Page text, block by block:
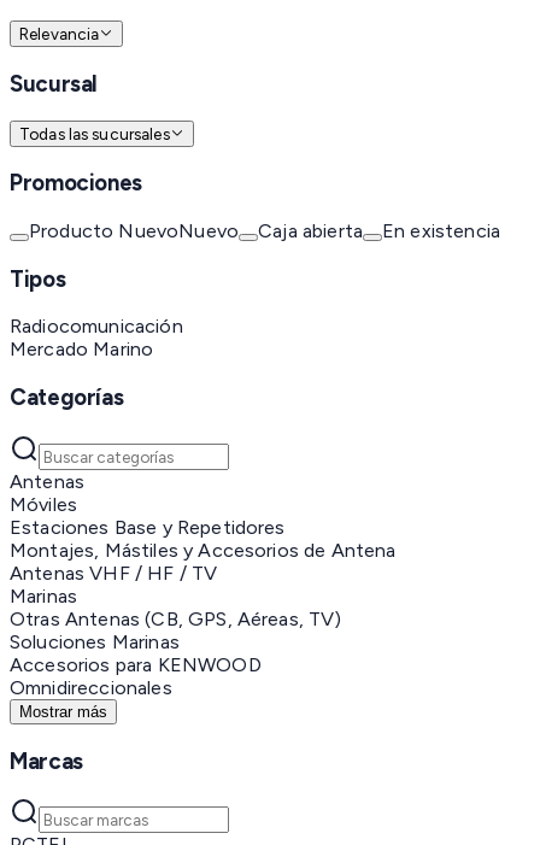
Relevancia
Sucursal
Todas las sucursales
Promociones
Producto NuevoNuevo Caja abierta En existencia
Tipos
Radiocomunicación
Mercado Marino
Categorías
Antenas
Móviles
Estaciones Base y Repetidores
Montajes, Mástiles y Accesorios de Antena
Antenas VHF / HF / TV
Marinas
Otras Antenas (CB, GPS, Aéreas, TV)
Soluciones Marinas
Accesorios para KENWOOD
Omnidireccionales
Mostrar más
Marcas